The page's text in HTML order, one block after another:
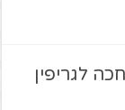
לגריפין